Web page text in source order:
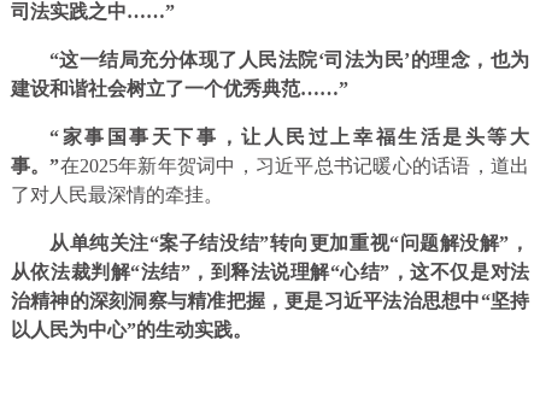
司法实践之中……”
“这一结局充分体现了人民法院‘司法为民’的理念，也为
建设和谐社会树立了一个优秀典范……”
“家事国事天下事，让人民过上幸福生活是头等大
事。”在2025年新年贺词中，习近平总书记暖心的话语，道出
了对人民最深情的牵挂。
从单纯关注“案子结没结”转向更加重视“问题解没解”，
从依法裁判解“法结”，到释法说理解“心结”，这不仅是对法
治精神的深刻洞察与精准把握，更是习近平法治思想中“坚持
以人民为中心”的生动实践。